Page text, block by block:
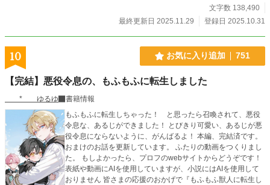
文字数 138,490
最終更新日 2025.11.29
登録日 2025.10.31
10 お気に入り追加 751
【完結】悪役令息の、もふもふに転生しました
* ゆるゆ
書籍情報
もふもふに転生しちゃった！ と思ったら召喚されて、悪役
令息な、あるじができました！ とびきり可愛い、あるじが悪
役令息にならないように、がんばるよ！ 本編、完結済です。
おまけのお話を更新しています。 ふたりの動画をつくりまし
た。 もしよかったら、プロフのwebサイトからどうぞです！
表紙や動画にAIを使用していますが、小説にはAIを使用して
おりません 皆さまの応援のおかげで『もふもふ獣人に転生し